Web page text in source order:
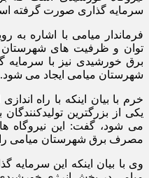
سرمایه گذاری صورت گرفته
فرماندار میامی با اشاره به
برق خورشیدی نیز با سرمایه
شهرستان میامی ایجاد می شود.
خرم با بیان اینکه با راه
یکی از بزرگترین
می شود، گفت: این نیروگاه ها
مصرف برق شهرستان میامی
وی با بیان اینکه این